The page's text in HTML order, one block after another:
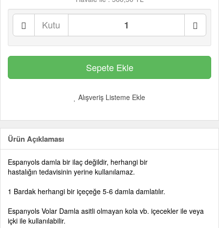
Kutu
Alışveriş Listeme Ekle
Ürün Açıklaması
Espanyols damla bir ilaç değildir, herhangi bir
hastalığın tedavisinin yerine kullanılamaz.
1 Bardak herhangi bir içeçeğe 5-6 damla damlatılır.
Espanyols Volar Damla asitli olmayan kola vb. içecekler ile veya
içki ile kullanılabilir.